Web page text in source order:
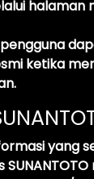
halaman
pengguna
ketika
yang